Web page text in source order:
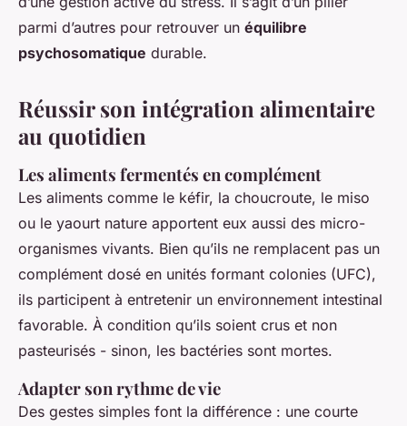
parmi d’autres pour retrouver un équilibre
psychosomatique durable.
Réussir son intégration alimentaire
au quotidien
Les aliments fermentés en complément
Les aliments comme le kéfir, la choucroute, le miso
ou le yaourt nature apportent eux aussi des micro-
organismes vivants. Bien qu’ils ne remplacent pas un
complément dosé en unités formant colonies (UFC),
ils participent à entretenir un environnement intestinal
favorable. À condition qu’ils soient crus et non
pasteurisés - sinon, les bactéries sont mortes.
Adapter son rythme de vie
Des gestes simples font la différence : une courte